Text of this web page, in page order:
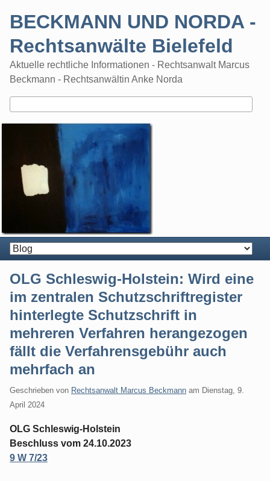
BECKMANN UND NORDA -
Rechtsanwälte Bielefeld
Aktuelle rechtliche Informationen - Rechtsanwalt Marcus
Beckmann - Rechtsanwältin Anke Norda
OLG Schleswig-Holstein: Wird eine
im zentralen Schutzschriftregister
hinterlegte Schutzschrift in
mehreren Verfahren herangezogen
fällt die Verfahrensgebühr auch
mehrfach an
Geschrieben von Rechtsanwalt Marcus Beckmann am Dienstag, 9.
April 2024
OLG Schleswig-Holstein
Beschluss vom 24.10.2023
9 W 7/23